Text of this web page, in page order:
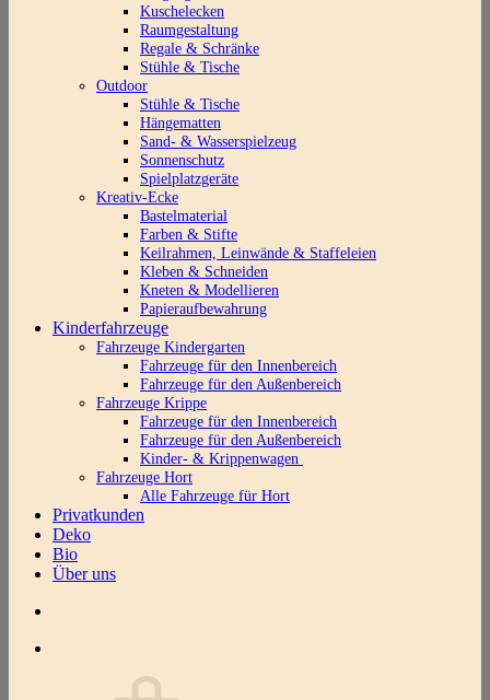
Kuschelecken
Raumgestaltung
Regale & Schränke
Stühle & Tische
Outdoor
Stühle & Tische
Hängematten
Sand- & Wasserspielzeug
Sonnenschutz
Spielplatzgeräte
Kreativ-Ecke
Bastelmaterial
Farben & Stifte
Keilrahmen, Leinwände & Staffeleien
Kleben & Schneiden
Kneten & Modellieren
Papieraufbewahrung
Kinderfahrzeuge
Fahrzeuge Kindergarten
Fahrzeuge für den Innenbereich
Fahrzeuge für den Außenbereich
Fahrzeuge Krippe
Fahrzeuge für den Innenbereich
Fahrzeuge für den Außenbereich
Kinder- & Krippenwagen
Fahrzeuge Hort
Alle Fahrzeuge für Hort
Privatkunden
Deko
Bio
Über uns